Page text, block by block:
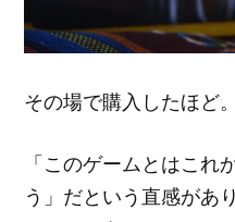
その場で購入したほど。
「このゲームとはこれ
う」だという直感があ